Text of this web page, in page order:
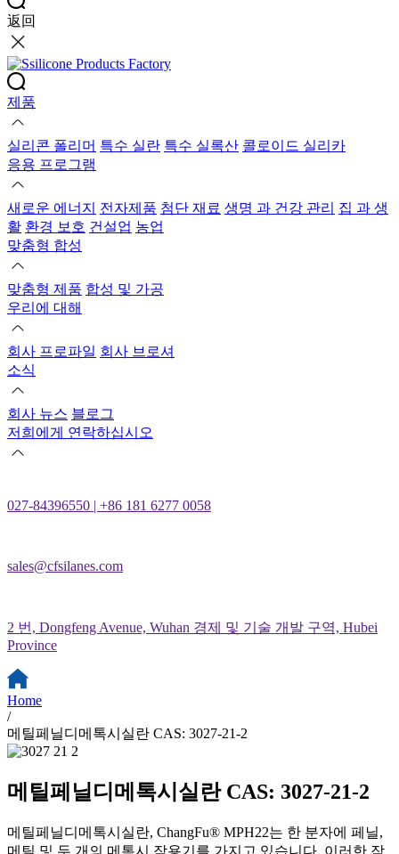
返回
제품
실리콘 폴리머 특수 실란 특수 실록산 콜로이드 실리카
응용 프로그램
새로운 에너지 전자제품 첨단 재료 생명 과 건강 관리 집 과 생
활 환경 보호 건설업 농업
맞춤형 합성
맞춤형 제품 합성 및 가공
우리에 대해
회사 프로파일 회사 브로셔
소식
회사 뉴스 블로그
저희에게 연락하십시오
027-84396550 | +86 181 6277 0058
sales@cfsilanes.com
2 번, Dongfeng Avenue, Wuhan 경제 및 기술 개발 구역, Hubei
Province
Home
/
메틸페닐디메톡시실란 CAS: 3027-21-2
메틸페닐디메톡시실란 CAS: 3027-21-2
메틸페닐디메톡시실란, ChangFu® MPH22는 한 분자에 페닐,
메틸 및 두 개의 메톡시 작용기를 가지고 있습니다. 이러한 작